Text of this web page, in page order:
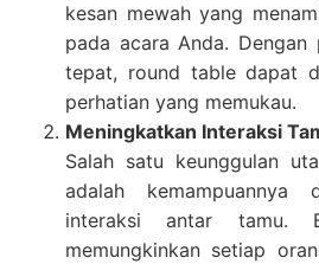
kesan mewah yang
pada acara Anda. Dengan
tepat, round table dapat
perhatian yang memukau.
Meningkatkan Interaksi
Salah satu keunggulan
adalah kemampuannya
interaksi antar tamu.
memungkinkan setiap